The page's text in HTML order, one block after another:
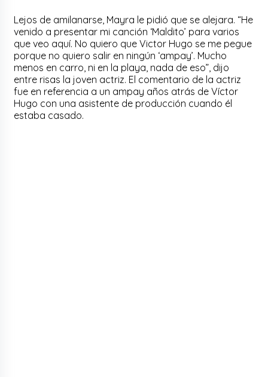
Lejos de amilanarse, Mayra le pidió que se alejara. “He
venido a presentar mi canción ‘Maldito’ para varios
que veo aquí. No quiero que Victor Hugo se me pegue
porque no quiero salir en ningún ‘ampay’. Mucho
menos en carro, ni en la playa, nada de eso”, dijo
entre risas la joven actriz. El comentario de la actriz
fue en referencia a un ampay años atrás de Víctor
Hugo con una asistente de producción cuando él
estaba casado.